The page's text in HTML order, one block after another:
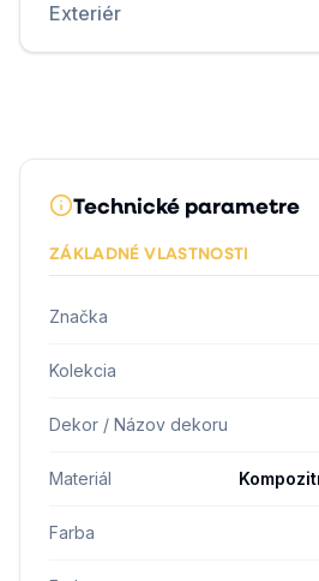
Exteriér
Technické parametre
ZÁKLADNÉ VLASTNOSTI
Značka
Kolekcia
Dekor / Názov dekoru
Materiál
Farba